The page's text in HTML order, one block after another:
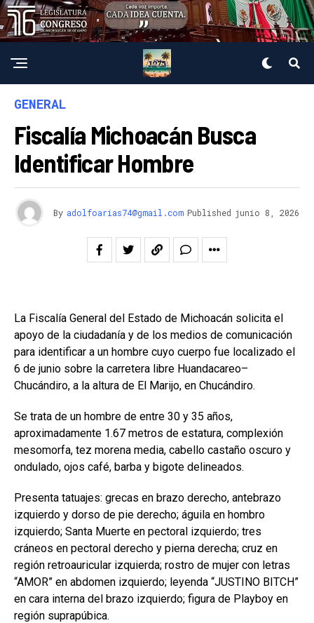
GENERAL
Fiscalía Michoacán Busca
Identificar Hombre
By adolfoarias74@gmail.com Published junio 8, 2026
La Fiscalía General del Estado de Michoacán solicita el
apoyo de la ciudadanía y de los medios de comunicación
para identificar a un hombre cuyo cuerpo fue localizado el
6 de junio sobre la carretera libre Huandacareo–
Chucándiro, a la altura de El Marijo, en Chucándiro.
Se trata de un hombre de entre 30 y 35 años,
aproximadamente 1.67 metros de estatura, complexión
mesomorfa, tez morena media, cabello castaño oscuro y
ondulado, ojos café, barba y bigote delineados.
Presenta tatuajes: grecas en brazo derecho, antebrazo
izquierdo y dorso de pie derecho; águila en hombro
izquierdo; Santa Muerte en pectoral izquierdo; tres
cráneos en pectoral derecho y pierna derecha; cruz en
región retroauricular izquierda; rostro de mujer con letras
“AMOR” en abdomen izquierdo; leyenda “JUSTINO BITCH”
en cara interna del brazo izquierdo; figura de Playboy en
región suprapúbica.